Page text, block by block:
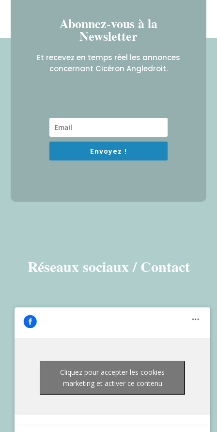
Abonnez-vous à la
Newsletter
Et recevez en temps réel les annonces
concernant Cicéron Angledroit.
Envoyez !
Réseaux sociaux / Contact
Cliquez pour accepter les cookies
marketing et activer ce contenu